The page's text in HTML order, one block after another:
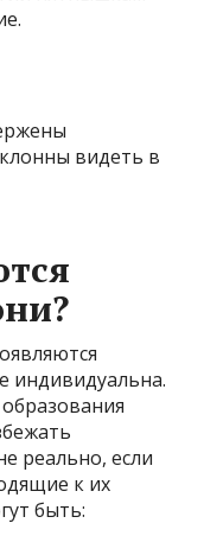
видеть в
индивидуальна.
реально, если
к их
быть: